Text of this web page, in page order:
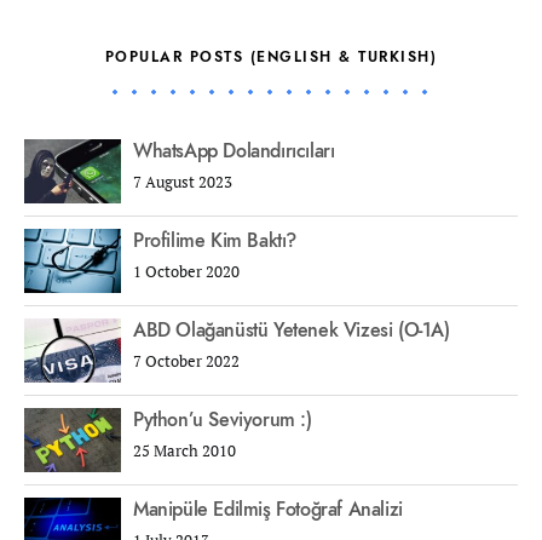
POPULAR POSTS (ENGLISH & TURKISH)
WhatsApp Dolandırıcıları
7 August 2023
Profilime Kim Baktı?
1 October 2020
ABD Olağanüstü Yetenek Vizesi (O-1A)
7 October 2022
Python’u Seviyorum :)
25 March 2010
Manipüle Edilmiş Fotoğraf Analizi